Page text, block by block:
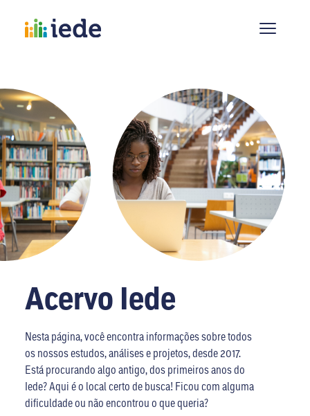
Acervo Iede
Nesta página, você encontra informações sobre todos
os nossos estudos, análises e projetos, desde 2017.
Está procurando algo antigo, dos primeiros anos do
Iede? Aqui é o local certo de busca! Ficou com alguma
dificuldade ou não encontrou o que queria?